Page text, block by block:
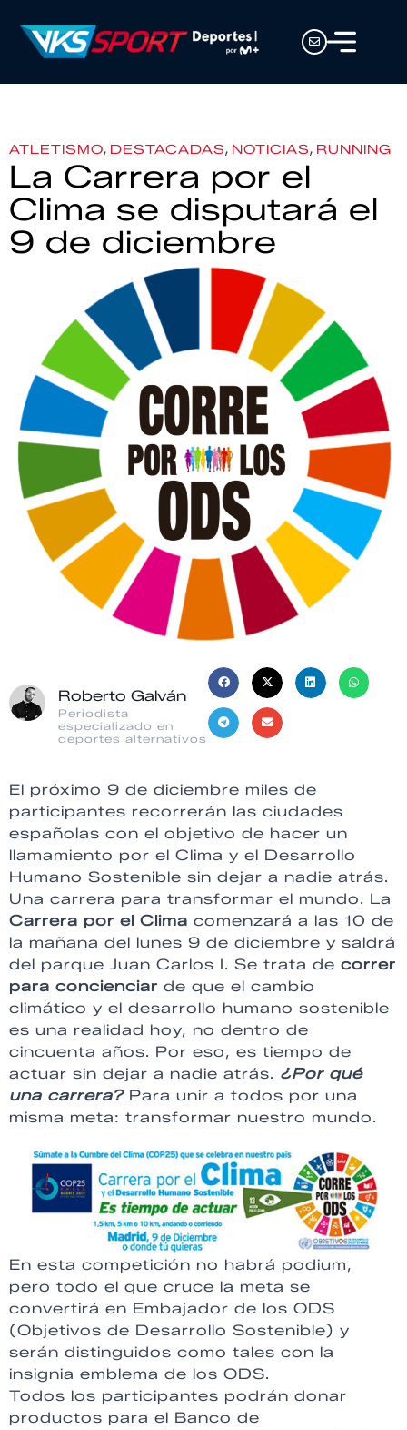
ATLETISMO, DESTACADAS, NOTICIAS, RUNNING
La Carrera por el
Clima se disputará el
9 de diciembre
Roberto Galván
Periodista
especializado en
deportes alternativos
El próximo 9 de diciembre miles de
participantes recorrerán las ciudades
españolas con el objetivo de hacer un
llamamiento por el Clima y el Desarrollo
Humano Sostenible sin dejar a nadie atrás.
Una carrera para transformar el mundo. La
Carrera por el Clima comenzará a las 10 de
la mañana del lunes 9 de diciembre y saldrá
del parque Juan Carlos I. Se trata de correr
para concienciar de que el cambio
climático y el desarrollo humano sostenible
es una realidad hoy, no dentro de
cincuenta años. Por eso, es tiempo de
actuar sin dejar a nadie atrás. ¿Por qué
una carrera?Para unir a todos por una
misma meta: transformar nuestro mundo.
En esta competición no habrá podium,
pero todo el que cruce la meta se
convertirá en Embajador de los ODS
(Objetivos de Desarrollo Sostenible) y
serán distinguidos como tales con la
insignia emblema de los ODS.
Todos los participantes podrán donar
productos para el Banco de